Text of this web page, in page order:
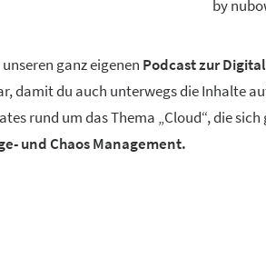
by
ganz eigenen Podcast zur
damit du auch unterwegs die Inhalte
rund um das Thema „Cloud“, die
und Chaos Management.